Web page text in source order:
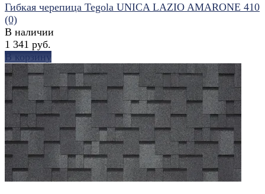
избранное сравнить
Гибкая черепица Tegola UNICA LAZIO AMARONE 410
(0)
В наличии
1 341 руб.
В корзину